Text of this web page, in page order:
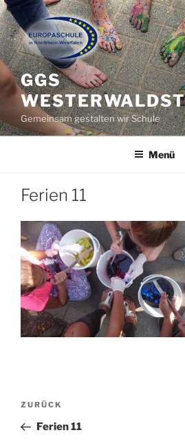
Zum
Inhalt
springen
GGS
Gemeinsam gestalten wir Schule
Menü
Ferien 11
Beitragsnavigation
Vorheriger
Beitrag
ZURÜCK
Ferien 11